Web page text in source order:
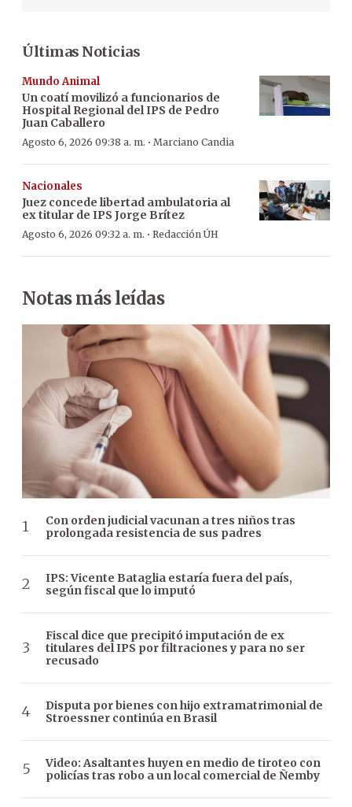
Últimas Noticias
Mundo Animal
Un coatí movilizó a funcionarios de
Hospital Regional del IPS de Pedro
Juan Caballero
Agosto 6, 2026 09:38 a. m. · Marciano Candia
Nacionales
Juez concede libertad ambulatoria al
ex titular de IPS Jorge Brítez
Agosto 6, 2026 09:32 a. m. · Redacción ÚH
Notas más leídas
Con orden judicial vacunan a tres niños tras
prolongada resistencia de sus padres
IPS: Vicente Bataglia estaría fuera del país,
según fiscal que lo imputó
Fiscal dice que precipitó imputación de ex
titulares del IPS por filtraciones y para no ser
recusado
Disputa por bienes con hijo extramatrimonial de
Stroessner continúa en Brasil
Video: Asaltantes huyen en medio de tiroteo con
policías tras robo a un local comercial de Ñemby